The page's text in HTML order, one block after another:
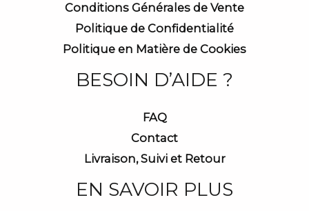
Conditions Générales de Vente
Politique de Confidentialité
Politique en Matière de Cookies
BESOIN D’AIDE ?
FAQ
Contact
Livraison, Suivi et Retour
EN SAVOIR PLUS